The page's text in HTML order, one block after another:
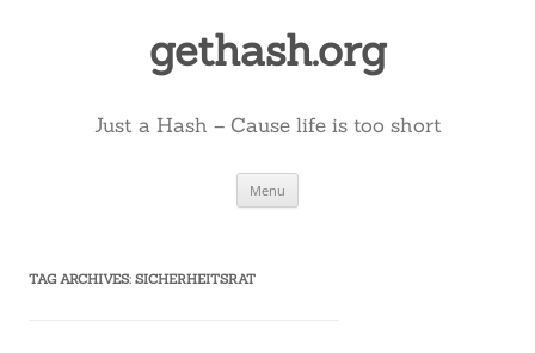
gethash.org
Just a Hash – Cause life is too short
Menu
TAG ARCHIVES: SICHERHEITSRAT